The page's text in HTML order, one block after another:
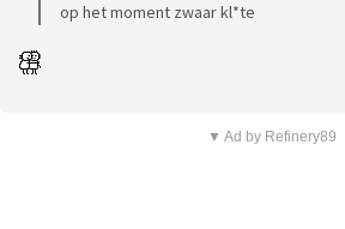
op het moment zwaar kl*te
▼ Ad by Refinery89